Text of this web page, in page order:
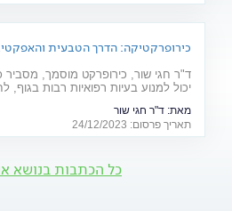
כירופרקטיקה: הדרך הטבעית
ד"ר חגי שור, כירופרקט מוסמך, מסביר
יכול למנוע בעיות רפואיות רבות בגוף,
מאת: ד"ר חגי שור
תאריך פרסום: 24/12/2023
כל הכתבות בנושא